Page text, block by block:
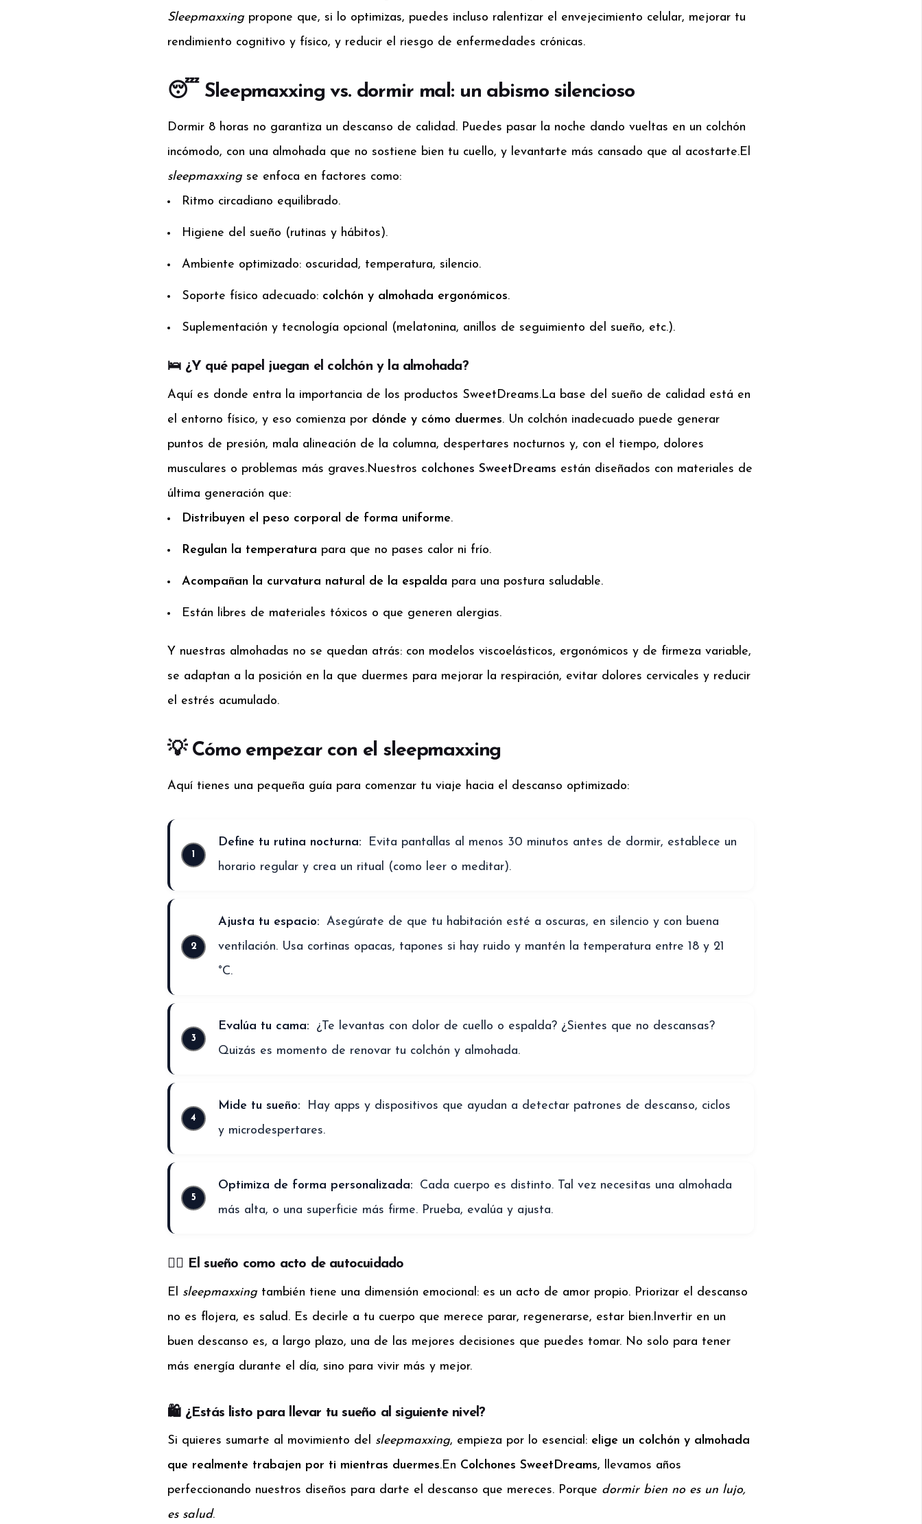
Sleepmaxxing propone que, si lo optimizas, puedes incluso ralentizar el envejecimiento celular, mejorar tu
rendimiento cognitivo y físico, y reducir el riesgo de enfermedades crónicas.
😴 Sleepmaxxing vs. dormir mal: un abismo silencioso
Dormir 8 horas no garantiza un descanso de calidad. Puedes pasar la noche dando vueltas en un colchón
incómodo, con una almohada que no sostiene bien tu cuello, y levantarte más cansado que al acostarte.El
sleepmaxxing se enfoca en factores como:
Ritmo circadiano equilibrado.
Higiene del sueño (rutinas y hábitos).
Ambiente optimizado: oscuridad, temperatura, silencio.
Soporte físico adecuado: colchón y almohada ergonómicos.
Suplementación y tecnología opcional (melatonina, anillos de seguimiento del sueño, etc.).
🛌 ¿Y qué papel juegan el colchón y la almohada?
Aquí es donde entra la importancia de los productos SweetDreams.La base del sueño de calidad está en
el entorno físico, y eso comienza por dónde y cómo duermes. Un colchón inadecuado puede generar
puntos de presión, mala alineación de la columna, despertares nocturnos y, con el tiempo, dolores
musculares o problemas más graves.Nuestros colchones SweetDreams están diseñados con materiales de
última generación que:
Distribuyen el peso corporal de forma uniforme.
Regulan la temperatura para que no pases calor ni frío.
Acompañan la curvatura natural de la espalda para una postura saludable.
Están libres de materiales tóxicos o que generen alergias.
Y nuestras almohadas no se quedan atrás: con modelos viscoelásticos, ergonómicos y de firmeza variable,
se adaptan a la posición en la que duermes para mejorar la respiración, evitar dolores cervicales y reducir
el estrés acumulado.
💡 Cómo empezar con el sleepmaxxing
Aquí tienes una pequeña guía para comenzar tu viaje hacia el descanso optimizado:
Define tu rutina nocturna:
Evita pantallas al menos 30 minutos antes de dormir, establece un
horario regular y crea un ritual (como leer o meditar).
Ajusta tu espacio: Asegúrate de que tu habitación esté a oscuras, en silencio y con buena
ventilación. Usa cortinas opacas, tapones si hay ruido y mantén la temperatura entre 18 y 21
°C.
Evalúa tu cama:
¿Te levantas con dolor de cuello o espalda? ¿Sientes que no descansas?
Quizás es momento de renovar tu colchón y almohada.
Mide tu sueño:
Hay apps y dispositivos que ayudan a detectar patrones de descanso, ciclos
y microdespertares.
Optimiza de forma personalizada:
Cada cuerpo es distinto. Tal vez necesitas una almohada
más alta, o una superficie más firme. Prueba, evalúa y ajusta.
🧘‍♀️ El sueño como acto de autocuidado
El sleepmaxxing también tiene una dimensión emocional: es un acto de amor propio. Priorizar el descanso
no es flojera, es salud. Es decirle a tu cuerpo que merece parar, regenerarse, estar bien. Invertir en un
buen descanso es, a largo plazo, una de las mejores decisiones que puedes tomar. No solo para tener
más energía durante el día, sino para vivir más y mejor.
🛍️ ¿Estás listo para llevar tu sueño al siguiente nivel?
Si quieres sumarte al movimiento del sleepmaxxing, empieza por lo esencial: elige un colchón y almohada
que realmente trabajen por ti mientras duermes.En Colchones SweetDreams, llevamos años
perfeccionando nuestros diseños para darte el descanso que mereces. Porque dormir bien no es un lujo,
es salud.